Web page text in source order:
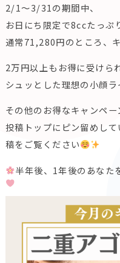
2/1〜3/31の期間中、
お日にち限定で8ccたっぷ
通常71,280円のところ、
2万円以上もお得に受けら
シュッとした理想の小顔
その他のお得なキャンペー
投稿トップにピン留めし
稿をご覧ください
半年後、1年後のあなた